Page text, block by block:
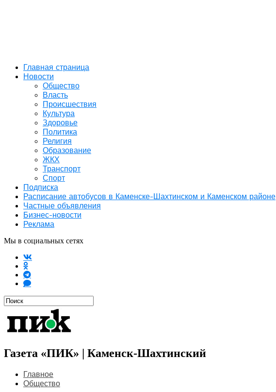
Главная страница
Новости
Общество
Власть
Происшествия
Культура
Здоровье
Политика
Религия
Образование
ЖКХ
Транспорт
Спорт
Подписка
Расписание автобусов в Каменске-Шахтинском и Каменском районе
Частные объявления
Бизнес-новости
Реклама
Мы в социальных сетях
Газета «ПИК» | Каменск-Шахтинский
Главное
Общество